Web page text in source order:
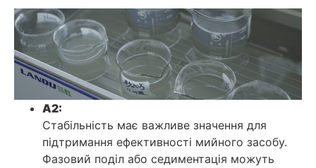
A2:
Стабільність має важливе значення для
підтримання ефективності мийного засобу.
Фазовий поділ або седиментація можуть